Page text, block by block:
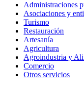
Administraciones
Asociaciones y
Turismo
Restauración
Artesanía
Agricultura
Agroindustria y
Comercio
Otros servicios